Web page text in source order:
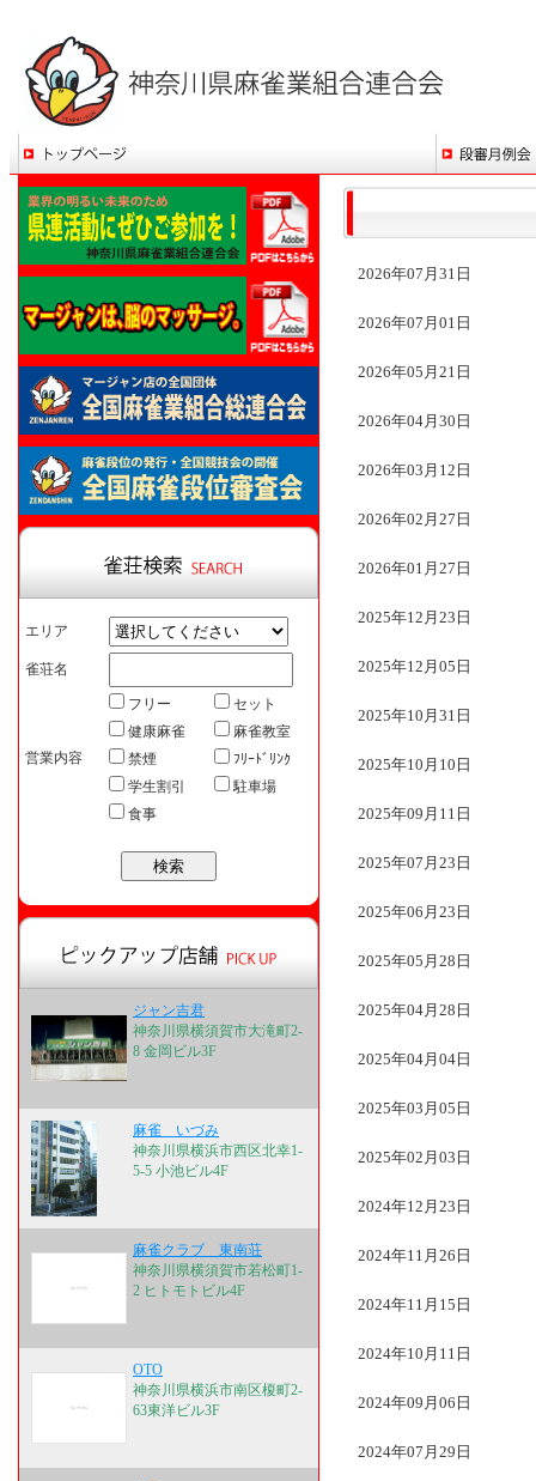
エリア
雀荘名
営業内容
フリー
セット
健康麻雀
麻雀教室
禁煙
ﾌﾘｰﾄﾞﾘﾝｸ
学生割引
駐車場
食事
ジャン吉君
神奈川県横須賀市大滝町2-
8 金岡ビル3F
麻雀 いづみ
神奈川県横浜市西区北幸1-
5-5 小池ビル4F
麻雀クラブ 東南荘
神奈川県横須賀市若松町1-
2 ヒトモトビル4F
OTO
神奈川県横浜市南区榎町2-
63東洋ビル3F
2026年07月31日
2026年07月01日
2026年05月21日
2026年04月30日
2026年03月12日
2026年02月27日
2026年01月27日
2025年12月23日
2025年12月05日
2025年10月31日
2025年10月10日
2025年09月11日
2025年07月23日
2025年06月23日
2025年05月28日
2025年04月28日
2025年04月04日
2025年03月05日
2025年02月03日
2024年12月23日
2024年11月26日
2024年11月15日
2024年10月11日
2024年09月06日
2024年07月29日